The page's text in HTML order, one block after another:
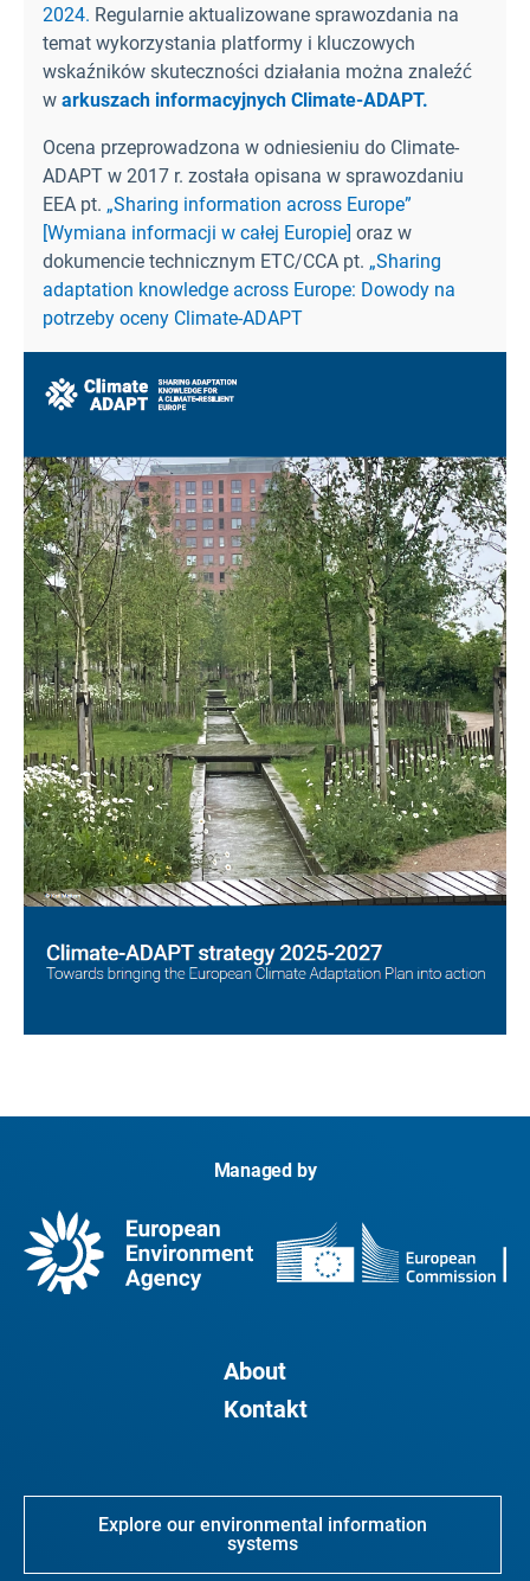
2024. Regularnie aktualizowane sprawozdania na
temat wykorzystania platformy i kluczowych
wskaźników skuteczności działania można znaleźć
w arkuszach informacyjnych Climate-ADAPT.
Ocena przeprowadzona w odniesieniu do Climate-
ADAPT w 2017 r. została opisana w sprawozdaniu
EEA pt. „Sharing information across Europe”
[Wymiana informacji w całej Europie] oraz w
dokumencie technicznym ETC/CCA pt. „Sharing
adaptation knowledge across Europe: Dowody na
potrzeby oceny Climate-ADAPT
Managed by
About
Kontakt
Explore our environmental information
systems